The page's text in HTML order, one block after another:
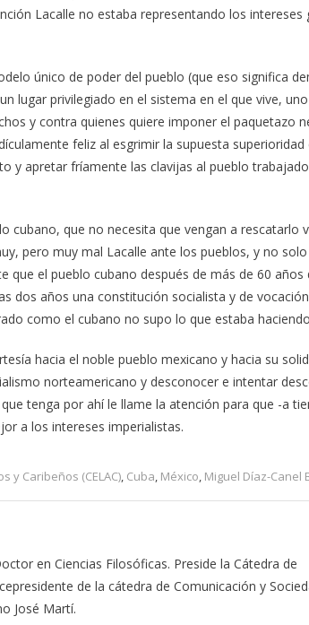
Lacalle no estaba representando los intereses
único de poder del pueblo (que eso significa
lugar privilegiado en el sistema en el que vive,
y contra quienes quiere imponer el paquetazo
feliz al esgrimir la supuesta superioridad
y apretar fríamente las clavijas al pueblo
cubano, que no necesita que vengan a rescatarlo
pero muy mal Lacalle ante los pueblos, y no
el pueblo cubano después de más de 60 años
dos años una constitución socialista y de vocación
como el cubano no supo lo que estaba
hacia el noble pueblo mexicano y hacia su
norteamericano y desconocer e intentar
tenga por ahí le llame la atención para que -a
a los intereses imperialistas.
y Caribeños (CELAC), Cuba, México, Miguel Díaz-Canel
en Ciencias Filosóficas. Preside la Cátedra de
de la cátedra de Comunicación y
José Martí.